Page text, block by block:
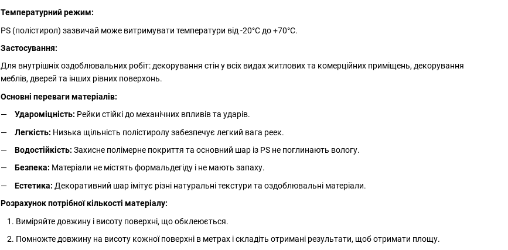
Температурний режим:
PS (полістирол) зазвичай може витримувати температури від -20°C до +70°C.
Застосування:
Для внутрішніх оздоблювальних робіт: декорування стін у всіх видах житлових та комерційних приміщень, декорування
меблів, дверей та інших рівних поверхонь.
Основні переваги матеріалів:
Удароміцність: Рейки стійкі до механічних впливів та ударів.
Легкість: Низька щільність полістиролу забезпечує легкий вага реек.
Водостійкість: Захисне полімерне покриття та основний шар із PS не поглинають вологу.
Безпека: Матеріали не містять формальдегіду і не мають запаху.
Естетика: Декоративний шар імітує різні натуральні текстури та оздоблювальні матеріали.
Розрахунок потрібної кількості матеріалу:
Виміряйте довжину і висоту поверхні, що обклеюється.
Помножте довжину на висоту кожної поверхні в метрах і складіть отримані результати, щоб отримати площу.